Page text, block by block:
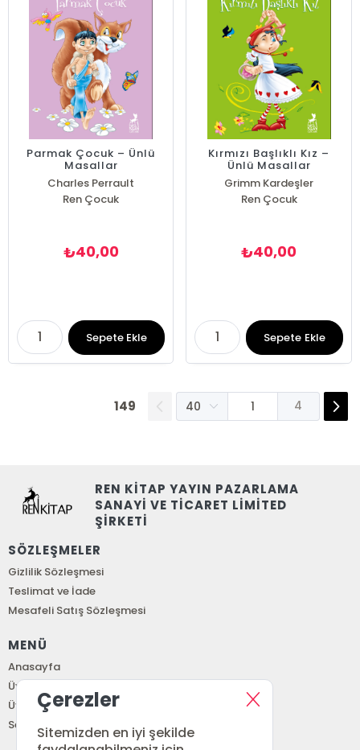
Parmak Çocuk – Ünlü
Masallar
Charles Perrault
Ren Çocuk
₺40,00
Sepete Ekle
Kırmızı Başlıklı Kız –
Ünlü Masallar
Grimm Kardeşler
Ren Çocuk
₺40,00
Sepete Ekle
149 4
REN KİTAP YAYIN PAZARLAMA
SANAYİ VE TİCARET LİMİTED
ŞİRKETİ
SÖZLEŞMELER
Gizlilik Sözleşmesi
Teslimat ve İade
Mesafeli Satış Sözleşmesi
MENÜ
Anasayfa
Üye Girişi
Üye Ol
Sepetim
Çerezler
Sitemizden en iyi şekilde